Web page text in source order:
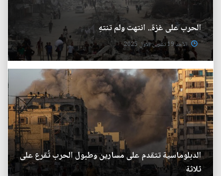
الحرب على غزة.. انتهت ولم تنتهِ
الأحد 19 تشرين الاول 2025
الدبلوماسية تتقدم على مسارين وطبول الحرب تُقرع على
ثلاثة